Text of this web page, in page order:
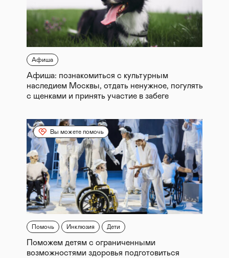
Афиша
Афиша: познакомиться с культурным
наследием Москвы, отдать ненужное, погулять
с щенками и принять участие в забеге
Вы можете помочь
Помочь Инклюзия Дети
Поможем детям с ограниченными
возможностями здоровья подготовиться